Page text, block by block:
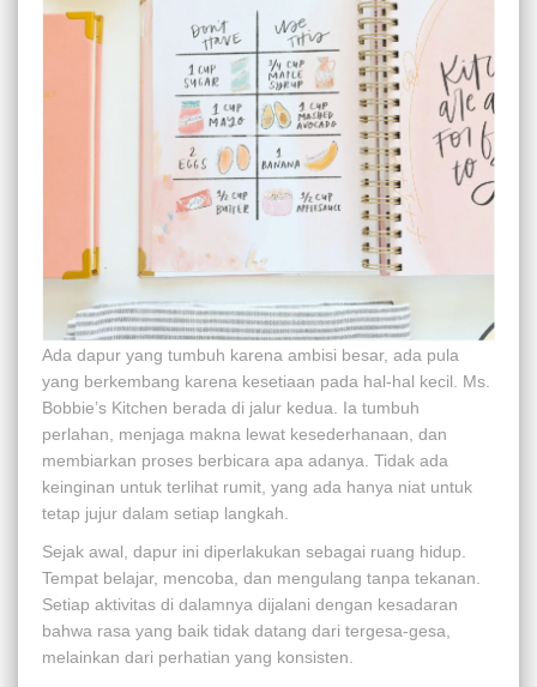
Ada dapur yang tumbuh karena ambisi besar, ada pula
yang berkembang karena kesetiaan pada hal-hal kecil. Ms.
Bobbie’s Kitchen berada di jalur kedua. Ia tumbuh
perlahan, menjaga makna lewat kesederhanaan, dan
membiarkan proses berbicara apa adanya. Tidak ada
keinginan untuk terlihat rumit, yang ada hanya niat untuk
tetap jujur dalam setiap langkah.
Sejak awal, dapur ini diperlakukan sebagai ruang hidup.
Tempat belajar, mencoba, dan mengulang tanpa tekanan.
Setiap aktivitas di dalamnya dijalani dengan kesadaran
bahwa rasa yang baik tidak datang dari tergesa-gesa,
melainkan dari perhatian yang konsisten.